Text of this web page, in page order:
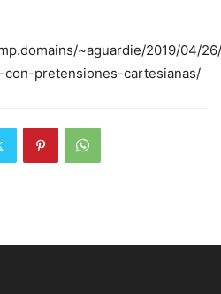
~aguardie/2019/04/
pretensiones-cartesianas/